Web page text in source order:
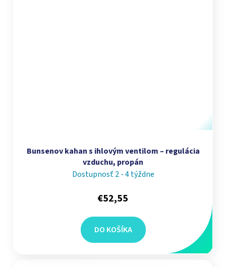
Bunsenov kahan s ihlovým ventilom – regulácia
vzduchu, propán
Dostupnosť 2 - 4 týždne
€52,55
DO KOŠÍKA